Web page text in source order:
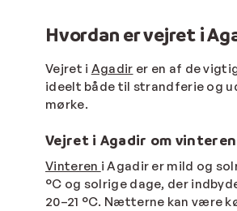
Hvordan er vejret i
Vejret i Agadir er en af de
ideelt både til strandferie og
mørke.
Vejret i Agadir om vinteren
Vinteren i Agadir er mild og
°C og solrige dage, der
20–21 °C. Nætterne kan være